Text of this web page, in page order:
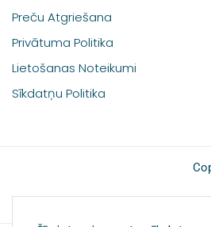
Preču Atgriešana
Privātuma Politika
Lietošanas Noteikumi
Sīkdatņu Politika